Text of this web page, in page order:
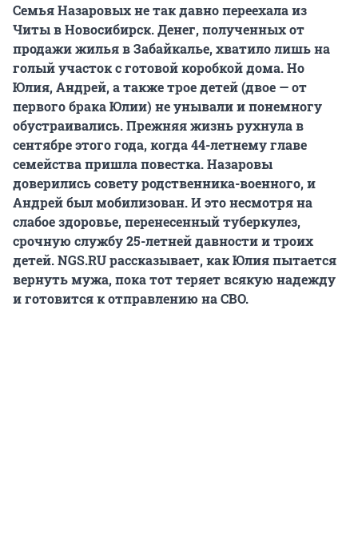
Семья Назаровых не так давно переехала из
Читы в Новосибирск. Денег, полученных от
продажи жилья в Забайкалье, хватило лишь на
голый участок с готовой коробкой дома. Но
Юлия, Андрей, а также трое детей (двое — от
первого брака Юлии) не унывали и понемногу
обустраивались. Прежняя жизнь рухнула в
сентябре этого года, когда 44-летнему главе
семейства пришла повестка. Назаровы
доверились совету родственника-военного, и
Андрей был мобилизован. И это несмотря на
слабое здоровье, перенесенный туберкулез,
срочную службу 25-летней давности и троих
детей. NGS.RU рассказывает, как Юлия пытается
вернуть мужа, пока тот теряет всякую надежду
и готовится к отправлению на СВО.